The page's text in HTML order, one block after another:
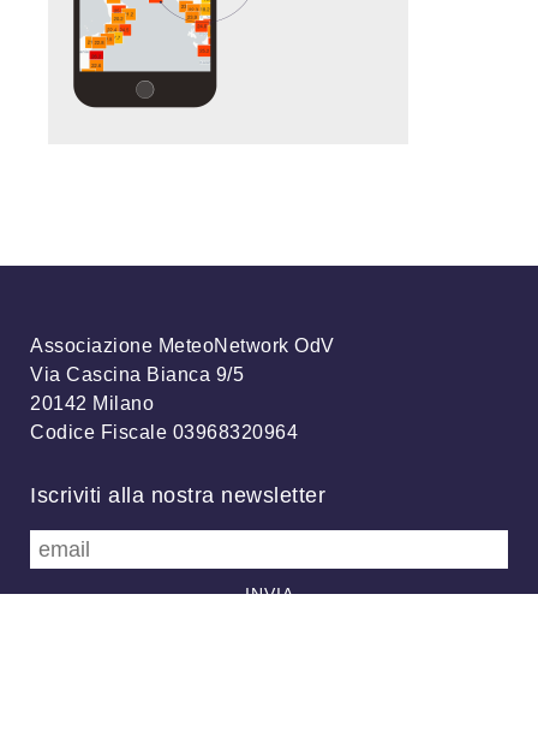
Associazione MeteoNetwork OdV
Via Cascina Bianca 9/5
20142 Milano
Codice Fiscale 03968320964
Iscriviti alla nostra newsletter